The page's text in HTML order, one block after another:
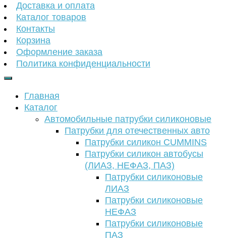
Доставка и оплата
Каталог товаров
Контакты
Корзина
Оформление заказа
Политика конфиденциальности
Главная
Каталог
Автомобильные патрубки силиконовые
Патрубки для отечественных авто
Патрубки силикон CUMMINS
Патрубки силикон автобусы
(ЛИАЗ, НЕФАЗ, ПАЗ)
Патрубки силиконовые
ЛИАЗ
Патрубки силиконовые
НЕФАЗ
Патрубки силиконовые
ПАЗ